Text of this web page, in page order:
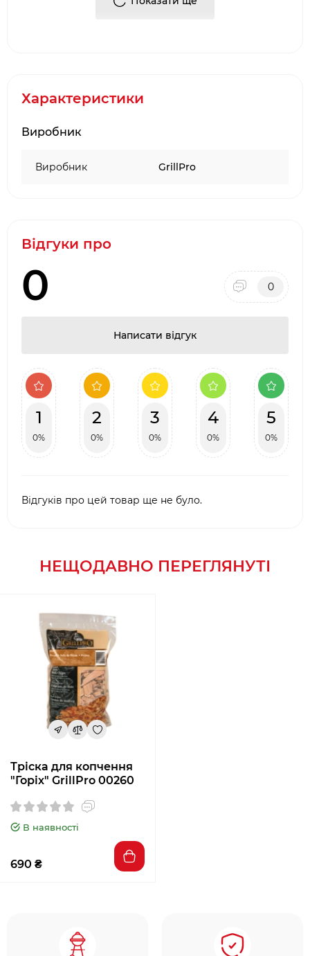
кришкою. Рекомендується додавати її на
Матеріал: натуральна горіхова деревина.
баранина, птиця, ребра.
нотками.
Характеристики
Виробник
Виробник GrillPro
Відгуки про
0 0
Написати відгук
1
0%
2
0%
3
0%
4
0%
5
0%
Відгуків про цей товар ще не було.
НЕЩОДАВНО ПЕРЕГЛЯНУТІ
Тріска для копчення
"Горіх" GrillPro 00260
В наявності
690 ₴